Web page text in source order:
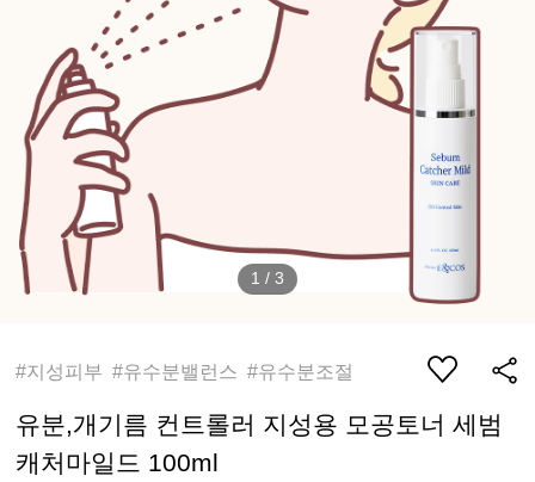
1 / 3
#지성피부 #유수분밸런스 #유수분조절
유분,개기름 컨트롤러 지성용 모공토너 세범
캐처마일드 100ml